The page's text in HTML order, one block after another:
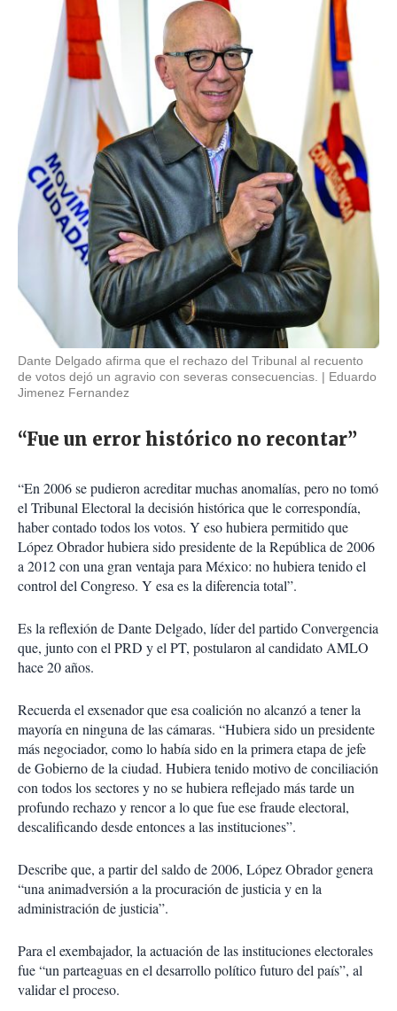
Dante Delgado afirma que el rechazo del Tribunal al recuento
de votos dejó un agravio con severas consecuencias.
Eduardo
Jimenez Fernandez
“Fue un error histórico no recontar”
“En 2006 se pudieron acreditar muchas anomalías, pero no tomó
el Tribunal Electoral la decisión histórica que le correspondía,
haber contado todos los votos. Y eso hubiera permitido que
López Obrador hubiera sido presidente de la República de 2006
a 2012 con una gran ventaja para México: no hubiera tenido el
control del Congreso. Y esa es la diferencia total”.
Es la reflexión de Dante Delgado, líder del partido Convergencia
que, junto con el PRD y el PT, postularon al candidato AMLO
hace 20 años.
Recuerda el exsenador que esa coalición no alcanzó a tener la
mayoría en ninguna de las cámaras. “Hubiera sido un presidente
más negociador, como lo había sido en la primera etapa de jefe
de Gobierno de la ciudad. Hubiera tenido motivo de conciliación
con todos los sectores y no se hubiera reflejado más tarde un
profundo rechazo y rencor a lo que fue ese fraude electoral,
descalificando desde entonces a las instituciones”.
Describe que, a partir del saldo de 2006, López Obrador genera
“una animadversión a la procuración de justicia y en la
administración de justicia”.
Para el exembajador, la actuación de las instituciones electorales
fue “un parteaguas en el desarrollo político futuro del país”, al
validar el proceso.